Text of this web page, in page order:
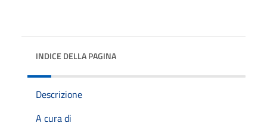
INDICE DELLA PAGINA
Descrizione
A cura di